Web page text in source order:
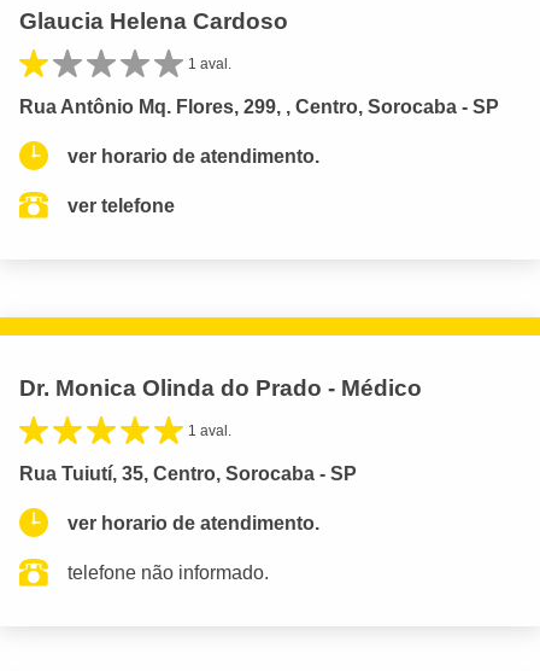
Glaucia Helena Cardoso
1 aval.
Rua Antônio Mq. Flores, 299, , Centro, Sorocaba - SP
ver horario de atendimento.
ver telefone
Dr. Monica Olinda do Prado - Médico
1 aval.
Rua Tuiutí, 35, Centro, Sorocaba - SP
ver horario de atendimento.
telefone não informado.